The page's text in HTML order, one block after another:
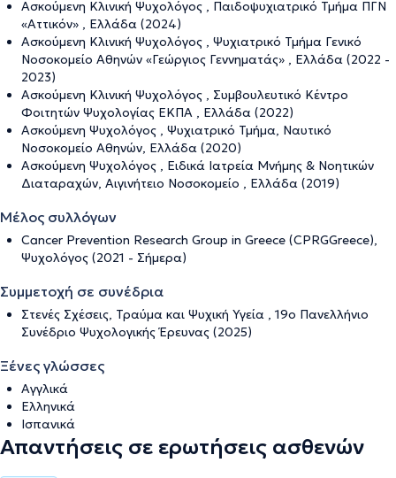
Ασκούμενη Κλινική Ψυχολόγος , Παιδοψυχιατρικό Τμήμα ΠΓΝ
«Αττικόν» , Ελλάδα (2024)
Ασκούμενη Κλινική Ψυχολόγος , Ψυχιατρικό Τμήμα Γενικό
Νοσοκομείο Αθηνών «Γεώργιος Γεννηματάς» , Ελλάδα (2022 -
2023)
Ασκούμενη Κλινική Ψυχολόγος , Συμβουλευτικό Κέντρο
Φοιτητών Ψυχολογίας ΕΚΠΑ , Ελλάδα (2022)
Ασκούμενη Ψυχολόγος , Ψυχιατρικό Τμήμα, Ναυτικό
Νοσοκομείο Αθηνών, Ελλάδα (2020)
Ασκούμενη Ψυχολόγος , Ειδικά Ιατρεία Μνήμης & Νοητικών
Διαταραχών, Αιγινήτειο Νοσοκομείο , Ελλάδα (2019)
Μέλος συλλόγων
Cancer Prevention Research Group in Greece (CPRGGreece),
Ψυχολόγος (2021 - Σήμερα)
Συμμετοχή σε συνέδρια
Στενές Σχέσεις, Τραύμα και Ψυχική Υγεία , 19ο Πανελλήνιο
Συνέδριο Ψυχολογικής Έρευνας (2025)
Ξένες γλώσσες
Αγγλικά
Ελληνικά
Ισπανικά
Απαντήσεις σε ερωτήσεις ασθενών